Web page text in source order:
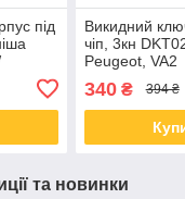
під
Викидний
чіп, 3кн
Peugeot, VA2
340₴ 394 ₴
та новинки